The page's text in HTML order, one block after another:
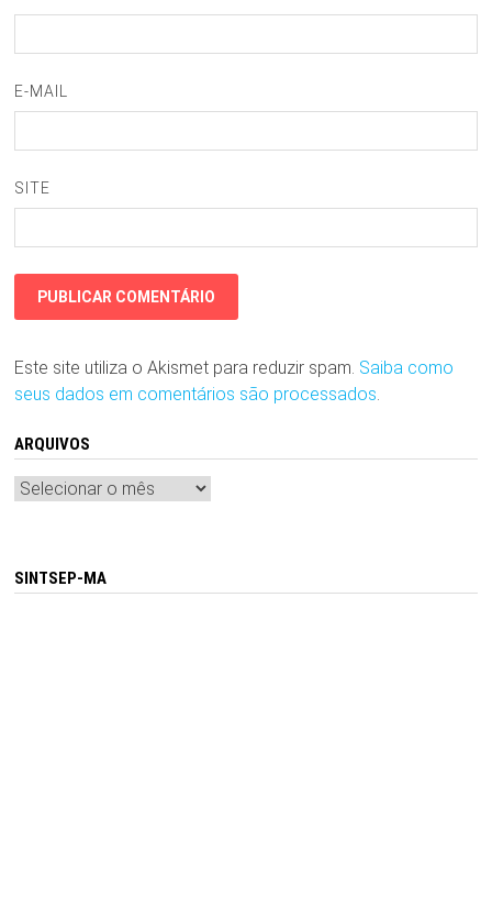
E-MAIL
SITE
Este site utiliza o Akismet para reduzir spam. Saiba como
seus dados em comentários são processados.
ARQUIVOS
Arquivos
SINTSEP-MA